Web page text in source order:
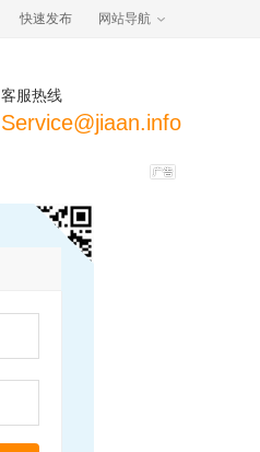
快速发布 网站导航
客服热线
Service@jiaan.info